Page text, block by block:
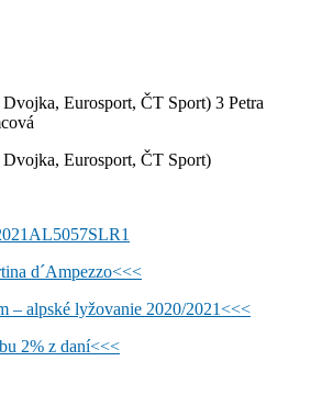
Eurosport, ČT Sport) 3 Petra
Eurosport, ČT Sport)
d´Ampezzo<<<
– alpské lyžovanie 2020/2021<<<
2% z daní<<<